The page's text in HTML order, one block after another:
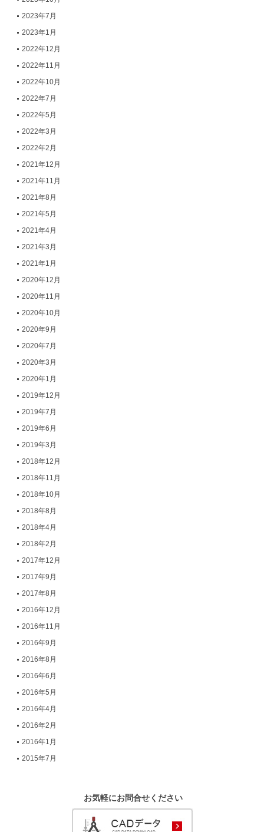
2023年7月
2023年1月
2022年12月
2022年11月
2022年10月
2022年7月
2022年5月
2022年3月
2022年2月
2021年12月
2021年11月
2021年8月
2021年5月
2021年4月
2021年3月
2021年1月
2020年12月
2020年11月
2020年10月
2020年9月
2020年7月
2020年3月
2020年1月
2019年12月
2019年7月
2019年6月
2019年3月
2018年12月
2018年11月
2018年10月
2018年8月
2018年4月
2018年2月
2017年12月
2017年9月
2017年8月
2016年12月
2016年11月
2016年9月
2016年8月
2016年6月
2016年5月
2016年4月
2016年2月
2016年1月
2015年7月
お気軽にお問合せください